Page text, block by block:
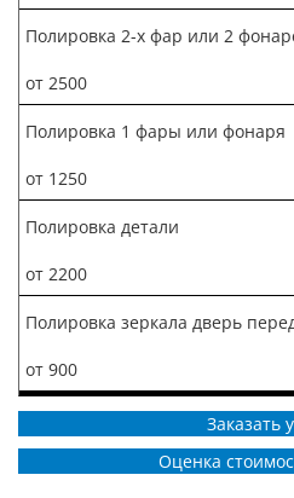
Полировка 2-х фар или 2
от 2500
Полировка 1 фары или фонаря
от 1250
Полировка детали
от 2200
Полировка зеркала дверь
от 900
Заказать
Оценка